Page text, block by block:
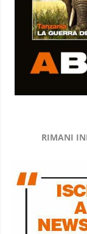
RIMANI